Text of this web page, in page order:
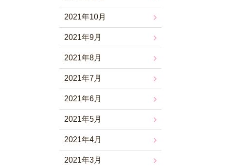
2021年10月
2021年9月
2021年8月
2021年7月
2021年6月
2021年5月
2021年4月
2021年3月